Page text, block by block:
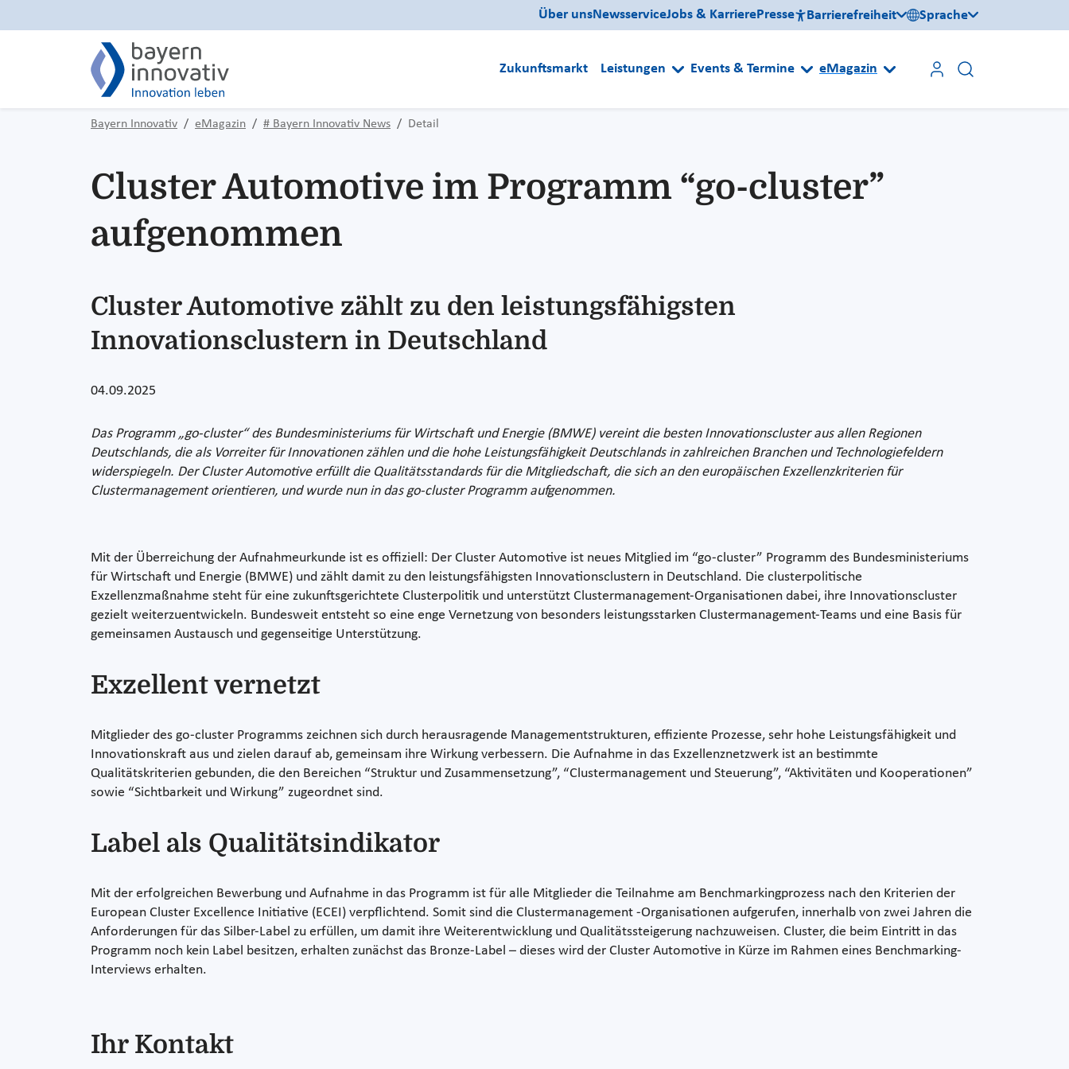
Über unsNewsserviceJobs & KarrierePresse Barrierefreiheit Sprache
Zukunftsmarkt Leistungen Events & Termine eMagazin
Bayern Innovativ eMagazin # Bayern Innovativ News Detail
Cluster Automotive im Programm “go-cluster”
aufgenommen
Cluster Automotive zählt zu den leistungsfähigsten
Innovationsclustern in Deutschland
04.09.2025
Das Programm „go-cluster“ des Bundesministeriums für Wirtschaft und Energie (BMWE) vereint die besten Innovationscluster aus allen Regionen
Deutschlands, die als Vorreiter für Innovationen zählen und die hohe Leistungsfähigkeit Deutschlands in zahlreichen Branchen und Technologiefeldern
widerspiegeln. Der Cluster Automotive erfüllt die Qualitätsstandards für die Mitgliedschaft, die sich an den europäischen Exzellenzkriterien für
Clustermanagement orientieren, und wurde nun in das go-cluster Programm aufgenommen.
Mit der Überreichung der Aufnahmeurkunde ist es offiziell: Der Cluster Automotive ist neues Mitglied im “go-cluster” Programm des Bundesministeriums
für Wirtschaft und Energie (BMWE) und zählt damit zu den leistungsfähigsten Innovationsclustern in Deutschland. Die clusterpolitische
Exzellenzmaßnahme steht für eine zukunftsgerichtete Clusterpolitik und unterstützt Clustermanagement-Organisationen dabei, ihre Innovationscluster
gezielt weiterzuentwickeln. Bundesweit entsteht so eine enge Vernetzung von besonders leistungsstarken Clustermanagement-Teams und eine Basis für
gemeinsamen Austausch und gegenseitige Unterstützung.
Exzellent vernetzt
Mitglieder des go-cluster Programms zeichnen sich durch herausragende Managementstrukturen, effiziente Prozesse, sehr hohe Leistungsfähigkeit und
Innovationskraft aus und zielen darauf ab, gemeinsam ihre Wirkung verbessern. Die Aufnahme in das Exzellenznetzwerk ist an bestimmte
Qualitätskriterien gebunden, die den Bereichen “Struktur und Zusammensetzung”, “Clustermanagement und Steuerung”, “Aktivitäten und Kooperationen”
sowie “Sichtbarkeit und Wirkung” zugeordnet sind.
Label als Qualitätsindikator
Mit der erfolgreichen Bewerbung und Aufnahme in das Programm ist für alle Mitglieder die Teilnahme am Benchmarkingprozess nach den Kriterien der
European Cluster Excellence Initiative (ECEI) verpflichtend. Somit sind die Clustermanagement -Organisationen aufgerufen, innerhalb von zwei Jahren die
Anforderungen für das Silber-Label zu erfüllen, um damit ihre Weiterentwicklung und Qualitätssteigerung nachzuweisen. Cluster, die beim Eintritt in das
Programm noch kein Label besitzen, erhalten zunächst das Bronze-Label – dieses wird der Cluster Automotive in Kürze im Rahmen eines Benchmarking-
Interviews erhalten.
Ihr Kontakt